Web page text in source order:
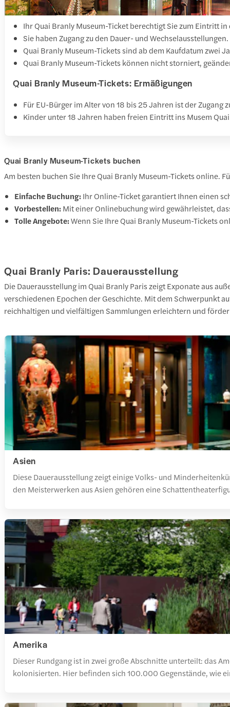
Ihr Quai Branly Museum-Ticket berechtigt Sie zum Eintritt in
Sie haben Zugang zu den Dauer- und Wechselausstellungen.
Quai Branly Museum-Tickets sind ab dem Kaufdatum zwei
Quai Branly Museum-Tickets können nicht storniert,
Quai Branly Museum-Tickets: Ermäßigungen
Für EU-Bürger im Alter von 18 bis 25 Jahren ist der Zugang
Kinder unter 18 Jahren haben freien Eintritt ins Musem
Quai Branly Museum-Tickets buchen
Am besten buchen Sie Ihre Quai Branly Museum-Tickets online.
Einfache Buchung: Ihr Online-Ticket garantiert Ihnen einen
Vorbestellen: Mit einer Onlinebuchung wird gewährleistet,
Tolle Angebote:Wenn Sie Ihre Quai Branly Museum-Tickets
Quai Branly Paris: Dauerausstellung
Die Dauerausstellung im Quai Branly Paris zeigt Exponate aus
verschiedenen Epochen der Geschichte. Mit dem Schwerpunkt
reichhaltigen und vielfältigen Sammlungen erleichtern und
Asien
Diese Dauerausstellung zeigt einige Volks- und
den Meisterwerken aus Asien gehören eine
Amerika
Dieser Rundgang ist in zwei große Abschnitte unterteilt: das
kolonisierten. Hier befinden sich 100.000 Gegenstände, wie